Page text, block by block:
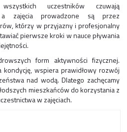
uczestników czuwają
a zajęcia prowadzone są przez
którzy w przyjazny i profesjonalny
pierwsze kroki w nauce pływania
form aktywności fizycznej.
kondycję, wspiera prawidłowy rozwój
nad wodą. Dlatego zachęcamy
mieszkańców do korzystania z
w zajęciach.